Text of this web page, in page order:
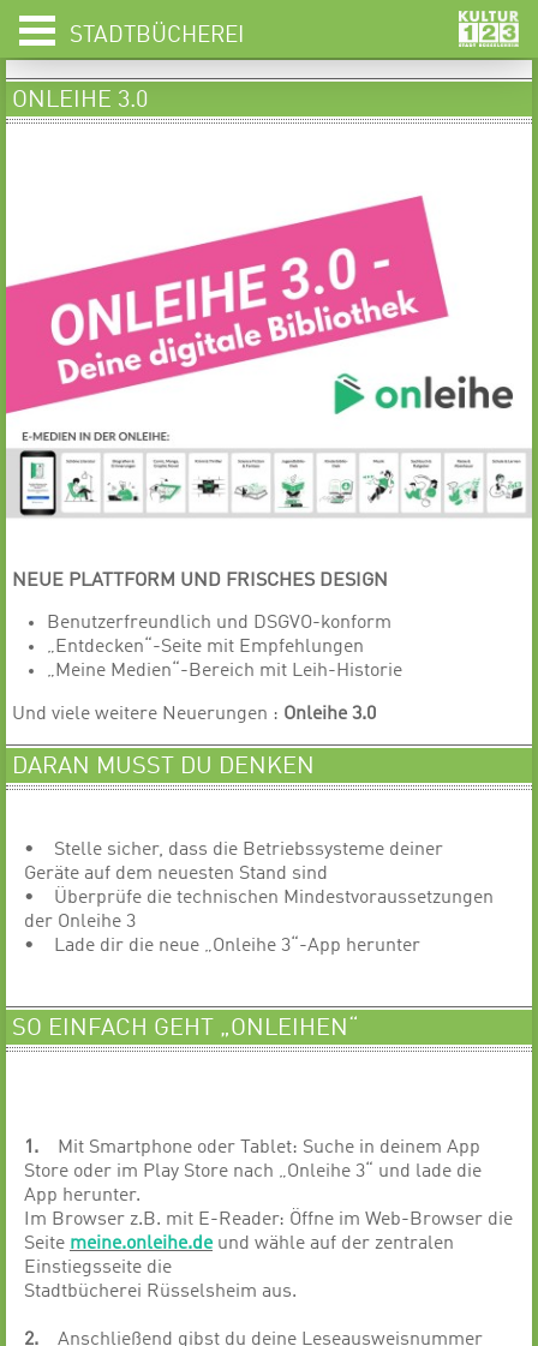
STADTBÜCHEREI
ONLEIHE 3.0
NEUE PLATTFORM UND FRISCHES DESIGN
Benutzerfreundlich und
DSGVO-konform
„Entdecken“-Seite mit Empfehlungen
„Meine Medien“-Bereich mit Leih-Historie
Und viele weitere Neuerungen : Onleihe 3.0
DARAN MUSST DU DENKEN
• Stelle sicher, dass die Betriebssysteme deiner
Geräte auf dem neuesten Stand sind
• Überprüfe die technischen Mindestvoraussetzungen
der Onleihe 3
• Lade dir die neue „Onleihe 3“-App herunter
SO EINFACH GEHT „ONLEIHEN“
1.
Mit Smartphone oder Tablet: Suche in deinem App
Store oder im Play Store nach „Onleihe 3“ und lade die
App herunter.
Im Browser z.B. mit E-Reader: Öffne im Web-Browser die
Seite meine.onleihe.deund wähle auf der zentralen
Einstiegsseite die
Stadtbücherei Rüsselsheim aus.
2.
Anschließend gibst du deine Leseausweisnummer